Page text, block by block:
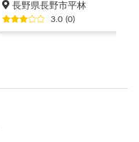
長野県長野市平林
3.0 (0)